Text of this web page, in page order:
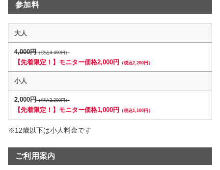
参加料
大人
4,000円（税込4,400円）
【先着限定！】モニター価格2,000円 （税込2,200円）
小人
2,000円（税込2,200円）
【先着限定！】モニター価格1,000円 （税込1,100円）
※12歳以下は小人料金です
ご利用案内